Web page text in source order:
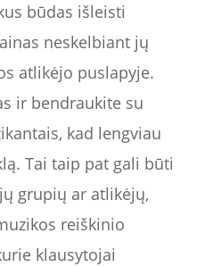
būdas išleisti
neskelbiant jų
atlikėjo puslapyje.
ir bendraukite su
kad lengviau
Tai taip pat gali būti
grupių ar atlikėjų,
reiškinio
klausytojai